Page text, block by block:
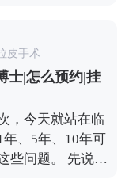
美干预，才能更
MCR复合提升
众号、百家号、
点效果就天差地
后一定要看真实
量术前术后对比
，不是只放几张
审美风格，比如
技术水平，比如
调。 还有很关键
就推项目，而是
皮手术
士|怎么预约|挂
，今天就站在临
、5年、10年可
些问题。 先说说